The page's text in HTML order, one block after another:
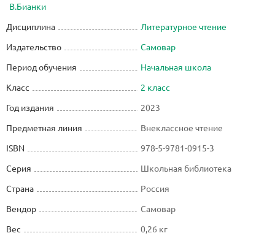
В.Бианки
Дисциплина
Литературное чтение
Издательство
Самовар
Период обучения
Начальная школа
Класс
2 класс
Год издания
2023
Предметная линия
Внеклассное чтение
ISBN
978-5-9781-0915-3
Серия
Школьная библиотека
Страна
Россия
Вендор
Самовар
Вес
0,26 кг